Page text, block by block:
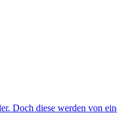
Doch diese werden von